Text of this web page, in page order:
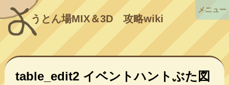
うとん場MIX＆3D攻略wiki
table_edit2 イベントハントぶた図
メニュー